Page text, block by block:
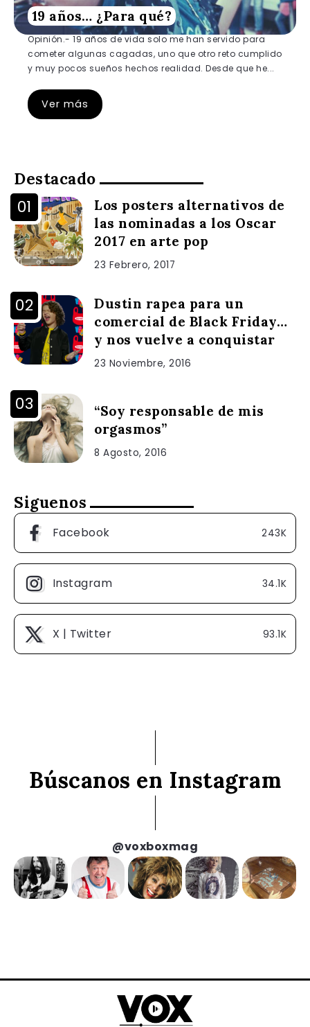
19 años… ¿Para qué?
Opinión.- 19 años de vida solo me han servido para
cometer algunas cagadas, uno que otro reto cumplido
y muy pocos sueños hechos realidad. Desde que he...
Ver más
Destacado
Los posters alternativos de
las nominadas a los Oscar
2017 en arte pop
23 Febrero, 2017
Dustin rapea para un
comercial de Black Friday…
y nos vuelve a conquistar
23 Noviembre, 2016
“Soy responsable de mis
orgasmos”
8 Agosto, 2016
Siguenos
Facebook 243K
Instagram 34.1K
X | Twitter 93.1K
Búscanos en Instagram
@voxboxmag